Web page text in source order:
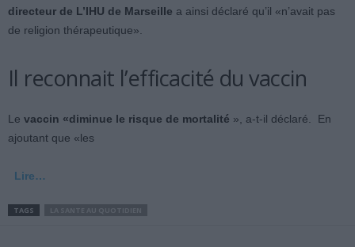
directeur de L’IHU de Marseille a ainsi déclaré qu’il «n’avait pas
de religion thérapeutique».
Il reconnait l’efficacité du vaccin
Le vaccin «diminue le risque de mortalité », a-t-il déclaré. En
ajoutant que «les
Lire…
TAGS